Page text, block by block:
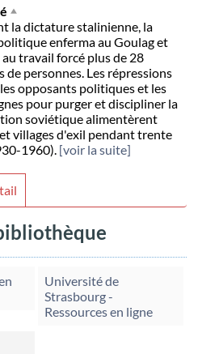
la dictature stalinienne, la
enferma au Goulag et
travail forcé plus de 28
de personnes. Les répressions
opposants politiques et les
pour purger et discipliner la
soviétique alimentèrent
villages d'exil pendant trente
1960). [voir la suite]
Université de
Strasbourg -
Ressources en ligne